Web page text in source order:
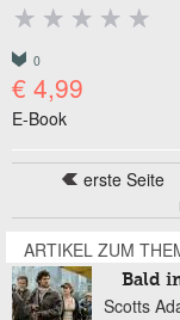
0
€ 4,99
E-Book
Seitenerste Seite
ARTIKEL ZUM
Bald
Scotts